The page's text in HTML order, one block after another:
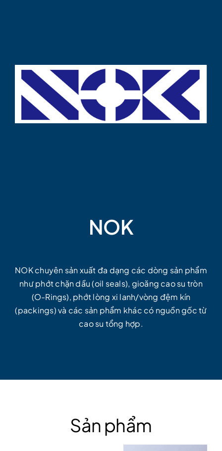
NOK
NOK chuyên sản xuất đa dạng các dòng sản phẩm
như phớt chặn dầu (oil seals), gioăng cao su tròn
(O-Rings), phớt lòng xi lanh/vòng đệm kín
(packings) và các sản phẩm khác có nguồn gốc từ
cao su tổng hợp.
Sản phẩm